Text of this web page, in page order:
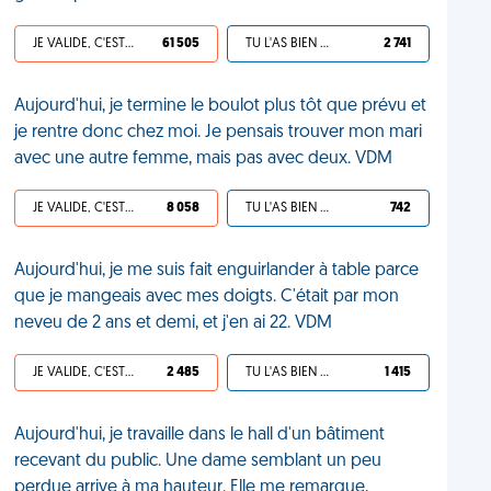
JE VALIDE, C'EST UNE VDM 61 505 TU L'AS BIEN MÉRITÉ 2 741
Aujourd'hui, je termine le boulot plus tôt que prévu et
je rentre donc chez moi. Je pensais trouver mon mari
avec une autre femme, mais pas avec deux. VDM
JE VALIDE, C'EST UNE VDM 8 058 TU L'AS BIEN MÉRITÉ 742
Aujourd'hui, je me suis fait enguirlander à table parce
que je mangeais avec mes doigts. C'était par mon
neveu de 2 ans et demi, et j'en ai 22. VDM
JE VALIDE, C'EST UNE VDM 2 485 TU L'AS BIEN MÉRITÉ 1 415
Aujourd'hui, je travaille dans le hall d'un bâtiment
recevant du public. Une dame semblant un peu